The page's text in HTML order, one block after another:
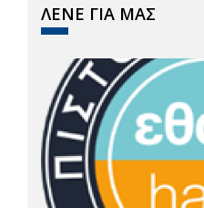
ΛΕΝΕ ΓΙΑ ΜΑΣ